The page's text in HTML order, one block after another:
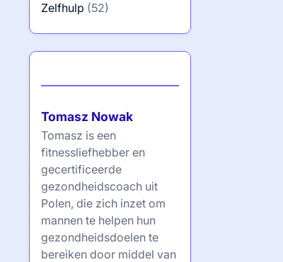
Zelfhulp (52)
Tomasz Nowak
Tomasz is een
fitnessliefhebber en
gecertificeerde
gezondheidscoach uit
Polen, die zich inzet om
mannen te helpen hun
gezondheidsdoelen te
bereiken door middel van